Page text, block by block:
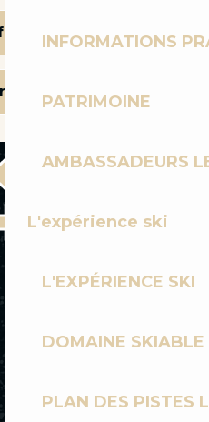
INFORMATIONS
PATRIMOINE
AMBASSADEURS
L'expérience ski
L'EXPÉRIENCE SKI
DOMAINE SKIABLE
PLAN DES PISTES
en ligne
du Soleil